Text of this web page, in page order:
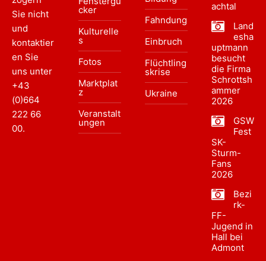
Sie nicht
und
kontaktier
en Sie
uns unter
+43
(0)664
222 66
00.
cker
Kulturelle
s
Fotos
Marktplat
z
Veranstalt
ungen
Fahndung
Einbruch
Flüchtling
skrise
Ukraine
achtal
Land
esha
uptmann
besucht
die Firma
Schrottsh
ammer
2026
GSW
Fest
SK-
Sturm-
Fans
2026
Bezi
rk-
FF-
Jugend in
Hall bei
Admont